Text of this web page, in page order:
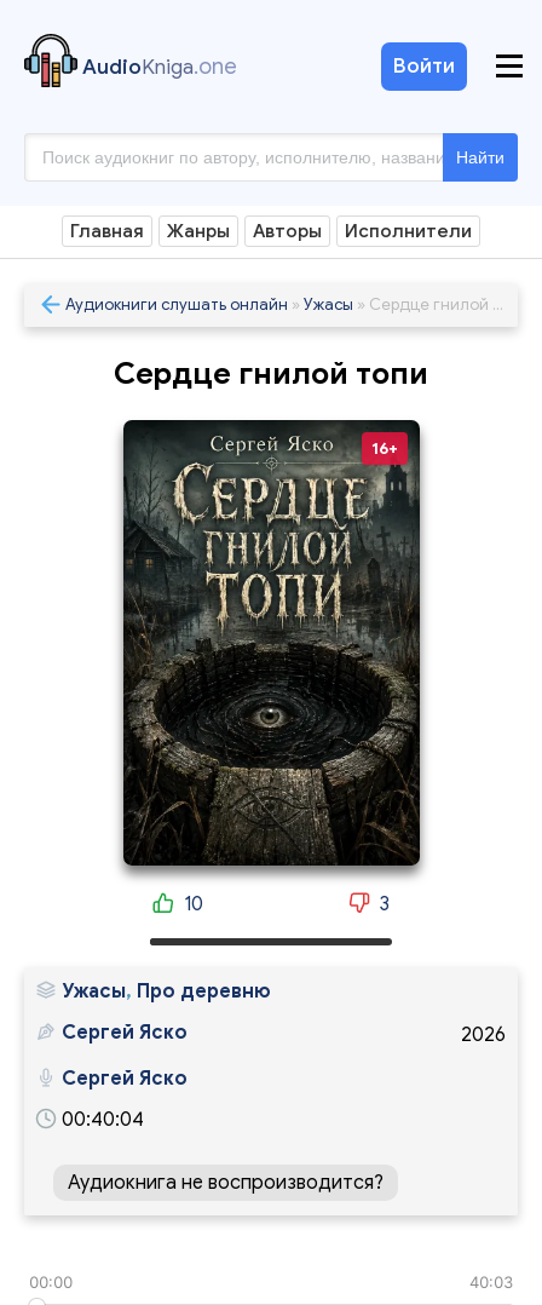
AudioKniga.one
Найти
Войти
Главная Жанры Авторы Исполнители
Аудиокниги слушать онлайн » Ужасы » Сердце гнилой топи
Сердце гнилой топи
16+
10 3
Ужасы, Про деревню
2026
Сергей Яско
Сергей Яско
00:40:04
Аудиокнига не воспроизводится?
00:00 40:03